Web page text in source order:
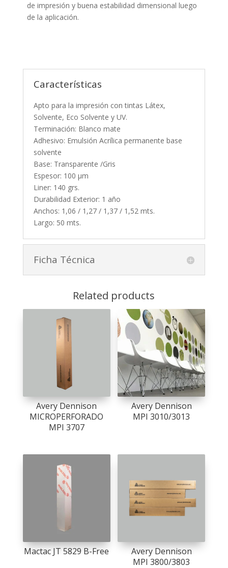
de impresión y buena estabilidad dimensional luego
de la aplicación.
Características
Apto para la impresión con tintas Látex,
Solvente, Eco Solvente y UV.
Terminación: Blanco mate
Adhesivo: Emulsión Acrílica permanente base
solvente
Base: Transparente /Gris
Espesor: 100 µm
Liner: 140 grs.
Durabilidad Exterior: 1 año
Anchos: 1,06 / 1,27 / 1,37 / 1,52 mts.
Largo: 50 mts.
Ficha Técnica
Related products
Avery Dennison
MICROPERFORADO
MPI 3707
Avery Dennison
MPI 3010/3013
Mactac JT 5829 B-Free
Avery Dennison
MPI 3800/3803